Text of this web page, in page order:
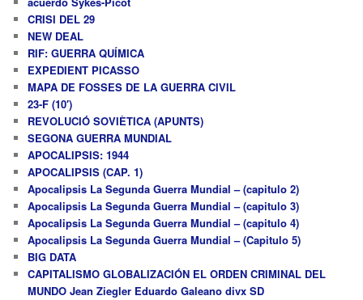
CRISI DEL 29
NEW DEAL
RIF: GUERRA QUÍMICA
EXPEDIENT PICASSO
MAPA DE FOSSES DE LA GUERRA CIVIL
23-F (10′)
REVOLUCIÓ SOVIÈTICA (APUNTS)
SEGONA GUERRA MUNDIAL
APOCALIPSIS: 1944
APOCALIPSIS (CAP. 1)
Apocalipsis La Segunda Guerra Mundial – (capitulo 2)
Apocalipsis La Segunda Guerra Mundial – (capitulo 3)
Apocalipsis La Segunda Guerra Mundial – (capitulo 4)
Apocalipsis La Segunda Guerra Mundial – (Capitulo 5)
BIG DATA
CAPITALISMO GLOBALIZACIÓN EL ORDEN CRIMINAL DEL
MUNDO Jean Ziegler Eduardo Galeano divx SD